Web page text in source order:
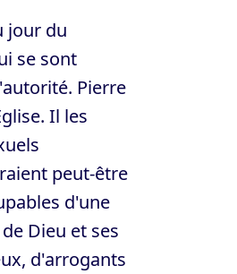
jour du
se sont
Pierre
Il les
peut-être
d'une
Dieu et ses
d'arrogants